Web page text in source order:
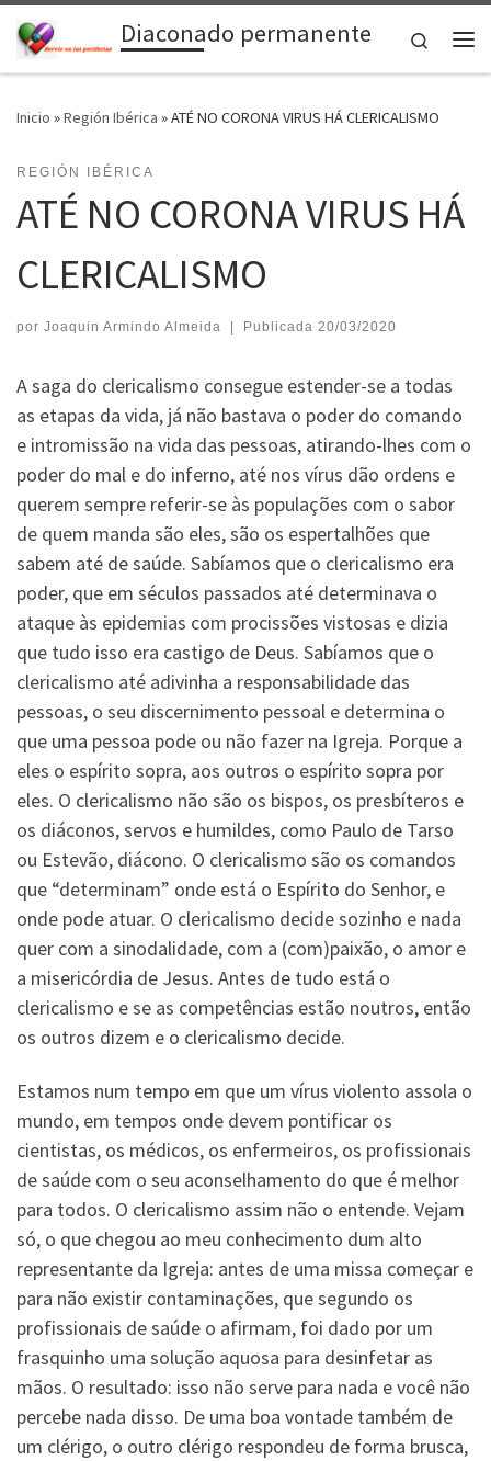
Saltar al contenidoDiaconado permanente
Search
Inicio »Región Ibérica »ATÉ NO CORONA VIRUS HÁ CLERICALISMO
REGIÓN IBÉRICA
ATÉ NO CORONA VIRUS HÁ
CLERICALISMO
por Joaquin Armindo Almeida | Publicada 20/03/2020
A saga do clericalismo consegue estender-se a todas
as etapas da vida, já não bastava o poder do comando
e intromissão na vida das pessoas, atirando-lhes com o
poder do mal e do inferno, até nos vírus dão ordens e
querem sempre referir-se às populações com o sabor
de quem manda são eles, são os espertalhões que
sabem até de saúde. Sabíamos que o clericalismo era
poder, que em séculos passados até determinava o
ataque às epidemias com procissões vistosas e dizia
que tudo isso era castigo de Deus. Sabíamos que o
clericalismo até adivinha a responsabilidade das
pessoas, o seu discernimento pessoal e determina o
que uma pessoa pode ou não fazer na Igreja. Porque a
eles o espírito sopra, aos outros o espírito sopra por
eles. O clericalismo não são os bispos, os presbíteros e
os diáconos, servos e humildes, como Paulo de Tarso
ou Estevão, diácono. O clericalismo são os comandos
que “determinam” onde está o Espírito do Senhor, e
onde pode atuar. O clericalismo decide sozinho e nada
quer com a sinodalidade, com a (com)paixão, o amor e
a misericórdia de Jesus. Antes de tudo está o
clericalismo e se as competências estão noutros, então
os outros dizem e o clericalismo decide.
Estamos num tempo em que um vírus violento assola o
mundo, em tempos onde devem pontificar os
cientistas, os médicos, os enfermeiros, os profissionais
de saúde com o seu aconselhamento do que é melhor
para todos. O clericalismo assim não o entende. Vejam
só, o que chegou ao meu conhecimento dum alto
representante da Igreja: antes de uma missa começar e
para não existir contaminações, que segundo os
profissionais de saúde o afirmam, foi dado por um
frasquinho uma solução aquosa para desinfetar as
mãos. O resultado: isso não serve para nada e você não
percebe nada disso. De uma boa vontade também de
um clérigo, o outro clérigo respondeu de forma brusca,